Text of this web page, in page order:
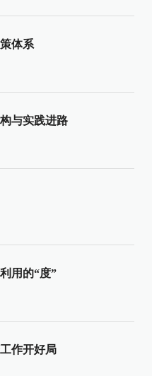
体系
与实践进路
用的“度”
作开好局